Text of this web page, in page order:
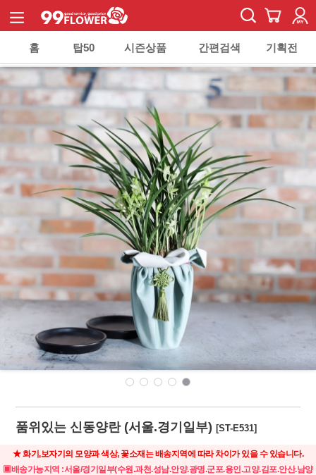
홈 탑50 시즌상품 간편검색 기획전
품위있는 신동양란 (서울.경기일부)[ST-E531]
★ 화기,보자기의 모양과 색상, 꽃소재는 배송지역에 따라 차이가 있을 수 있습니다.
▣배송가능지역 :서울/경기일부(수원.과천.성남.안양.광명.군포.용인.고양.김포.안산.남양